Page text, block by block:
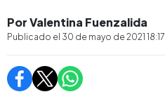
Por Valentina Fuenzalida
Publicado el 30 de mayo de 2021 18:17